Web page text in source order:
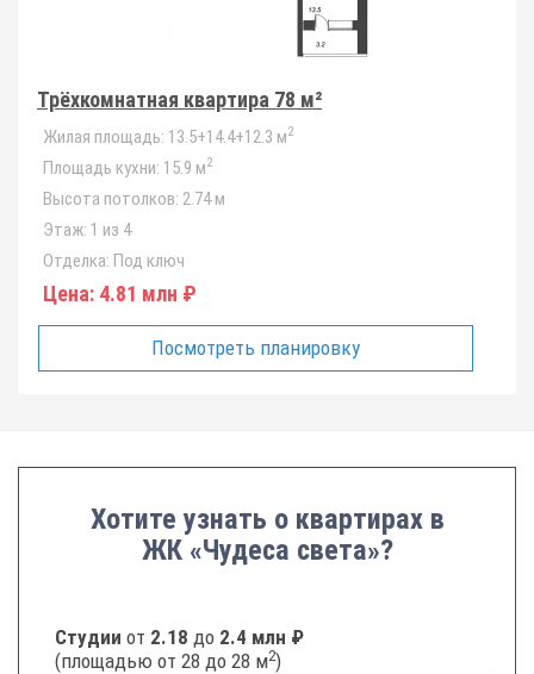
Трёхкомнатная квартира 78 м²
Жилая площадь: 13.5+14.4+12.3 м2
Площадь кухни: 15.9 м2
Высота потолков: 2.74 м
Этаж: 1 из 4
Отделка: Под ключ
Цена: 4.81 млн ₽
Посмотреть планировку
Хотите узнать о квартирах в
ЖК «Чудеса света»?
Студии от 2.18 до 2.4 млн ₽
(площадью от 28 до 28 м2)